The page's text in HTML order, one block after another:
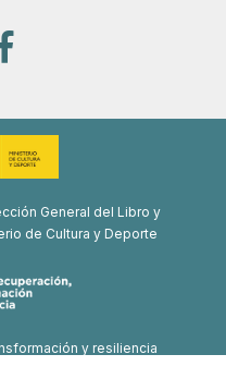
General del Libro y
de Cultura y Deporte
y resiliencia